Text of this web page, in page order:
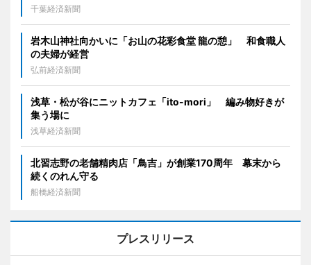
千葉経済新聞
岩木山神社向かいに「お山の花彩食堂 龍の憩」 和食職人
の夫婦が経営
弘前経済新聞
浅草・松が谷にニットカフェ「ito-mori」 編み物好きが
集う場に
浅草経済新聞
北習志野の老舗精肉店「鳥吉」が創業170周年 幕末から
続くのれん守る
船橋経済新聞
プレスリリース